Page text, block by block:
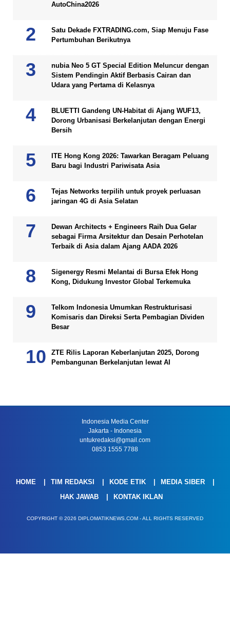
AutoChina2026
Satu Dekade FXTRADING.com, Siap Menuju Fase
Pertumbuhan Berikutnya
nubia Neo 5 GT Special Edition Meluncur dengan
Sistem Pendingin Aktif Berbasis Cairan dan
Udara yang Pertama di Kelasnya
BLUETTI Gandeng UN-Habitat di Ajang WUF13,
Dorong Urbanisasi Berkelanjutan dengan Energi
Bersih
ITE Hong Kong 2026: Tawarkan Beragam Peluang
Baru bagi Industri Pariwisata Asia
Tejas Networks terpilih untuk proyek perluasan
jaringan 4G di Asia Selatan
Dewan Architects + Engineers Raih Dua Gelar
sebagai Firma Arsitektur dan Desain Perhotelan
Terbaik di Asia dalam Ajang AADA 2026
Sigenergy Resmi Melantai di Bursa Efek Hong
Kong, Didukung Investor Global Terkemuka
Telkom Indonesia Umumkan Restrukturisasi
Komisaris dan Direksi Serta Pembagian Dividen
Besar
ZTE Rilis Laporan Keberlanjutan 2025, Dorong
Pembangunan Berkelanjutan lewat AI
Indonesia Media Center
Jakarta - Indonesia
untukredaksi@gmail.com
0853 1555 7788
HOME TIM REDAKSI KODE ETIK
MEDIA SIBER
HAK JAWAB
KONTAK IKLAN
COPYRIGHT © 2026 DIPLOMATIKNEWS.COM - ALL RIGHTS RESERVED